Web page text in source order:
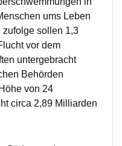
ums Leben
zufolge sollen 1,3
vor dem
untergebracht
Behörden
von 24
circa 2,89 Milliarden